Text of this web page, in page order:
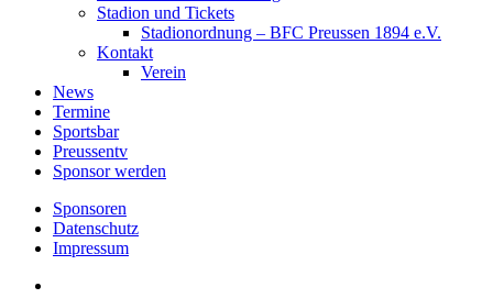
Stadion und Tickets
Stadionordnung – BFC Preussen 1894 e.V.
Kontakt
Verein
News
Termine
Sportsbar
Preussentv
Sponsor werden
Sponsoren
Datenschutz
Impressum